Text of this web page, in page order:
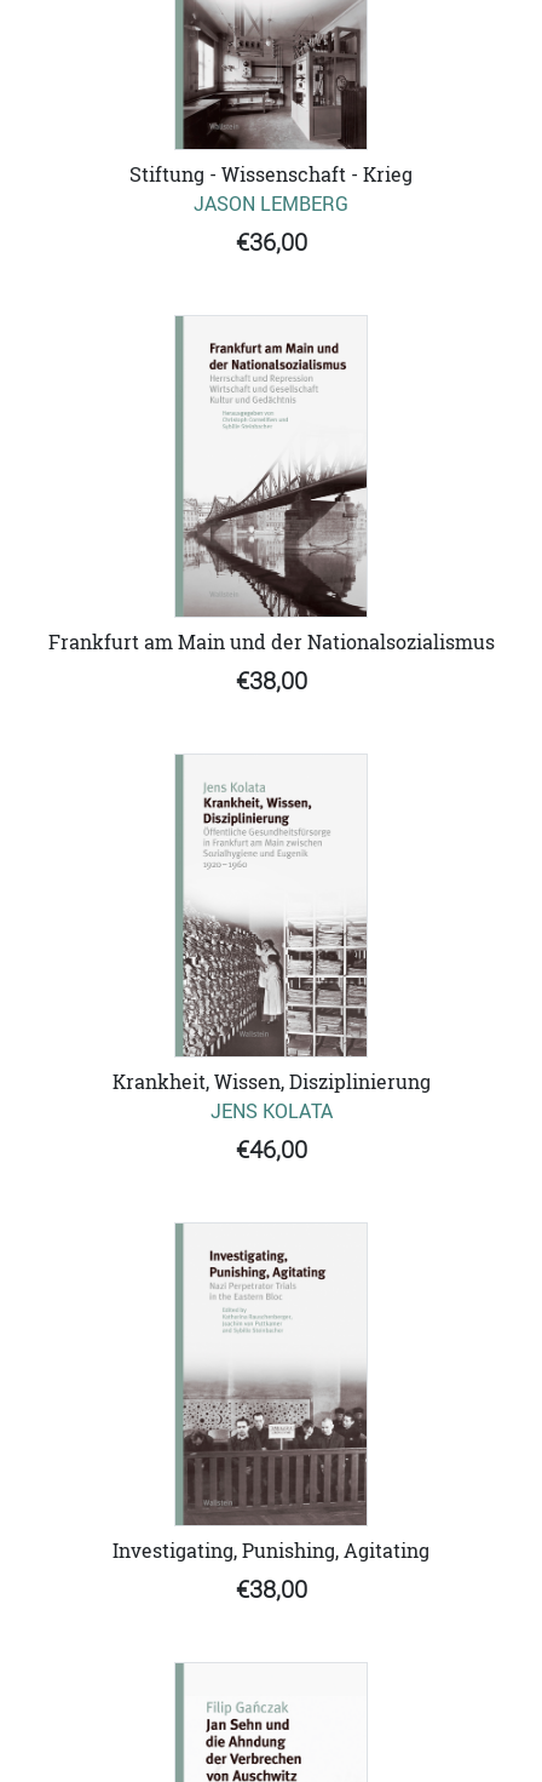
Stiftung - Wissenschaft - Krieg
JASON LEMBERG
€36,00
Frankfurt am Main und der Nationalsozialismus
€38,00
Krankheit, Wissen, Disziplinierung
JENS KOLATA
€46,00
Investigating, Punishing, Agitating
€38,00